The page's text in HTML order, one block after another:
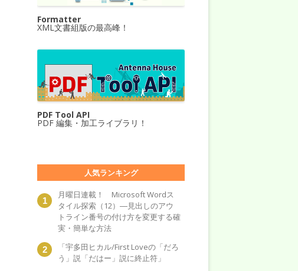
Formatter
XML文書組版の最高峰！
PDF Tool API
PDF 編集・加工ライブラリ！
人気ランキング
月曜日連載！ Microsoft Wordス
タイル探索（12）―見出しのアウ
トライン番号の付け方を変更する確
実・簡単な方法
「宇多田ヒカル/First Loveの「だろ
う」説「だはー」説に終止符」